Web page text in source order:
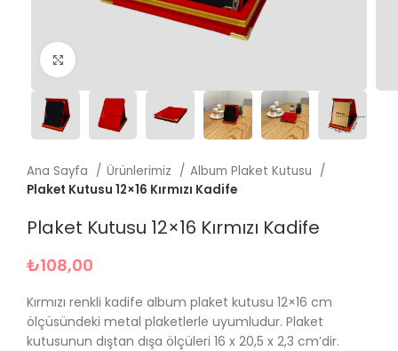
Ana Sayfa Ürünlerimiz
Album Plaket Kutusu
Plaket Kutusu 12×16 Kırmızı Kadife
Plaket Kutusu 12×16 Kırmızı Kadife
₺108,00
Kırmızı renkli kadife album plaket kutusu 12×16 cm
ölçüsündeki metal plaketlerle uyumludur. Plaket
kutusunun dıştan dışa ölçüleri 16 x 20,5 x 2,3 cm’dir.